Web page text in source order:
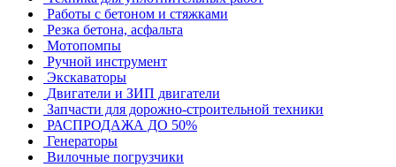
Работы с бетоном и стяжками
Резка бетона, асфальта
Мотопомпы
Ручной инструмент
Экскаваторы
Двигатели и ЗИП двигатели
Запчасти для дорожно-строительной техники
РАСПРОДАЖА ДО 50%
Генераторы
Вилочные погрузчики